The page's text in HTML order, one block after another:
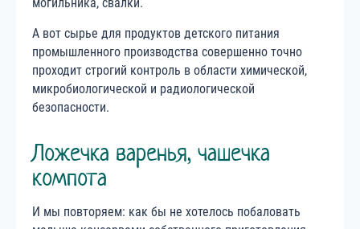
А вот сырье для продуктов детского питания
промышленного производства совершенно точно
проходит строгий контроль в области химической,
микробиологической и радиологической
безопасности.
Ложечка варенья, чашечка
компота
И мы повторяем: как бы не хотелось побаловать